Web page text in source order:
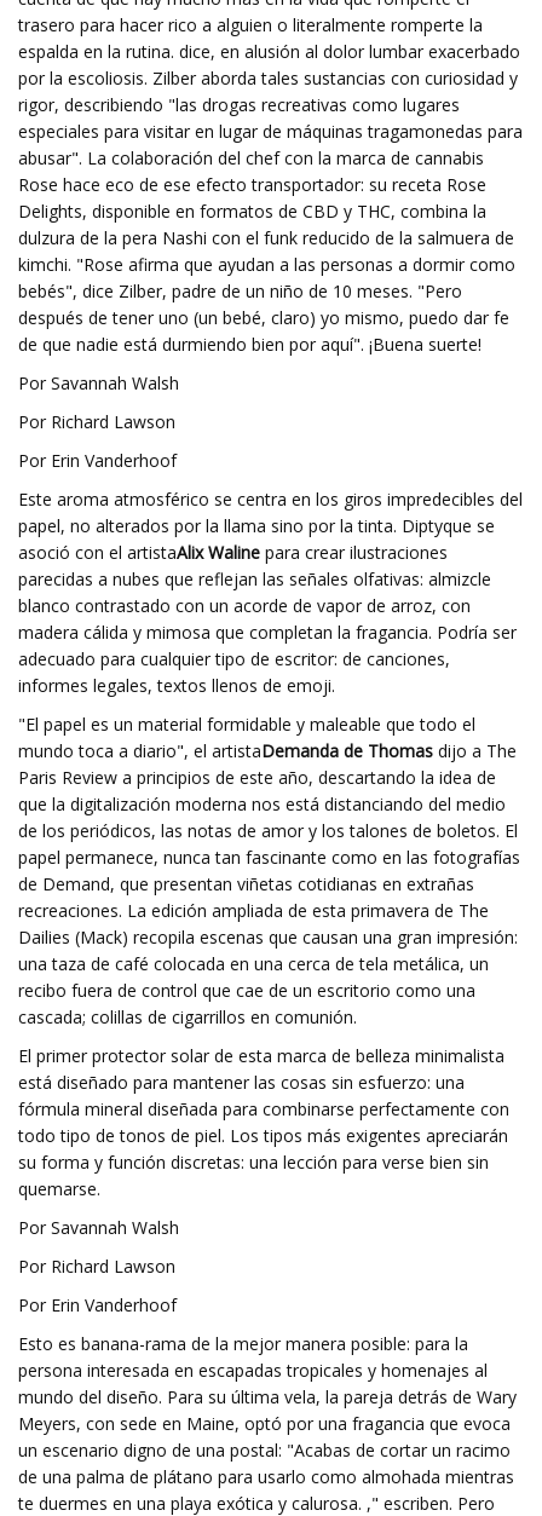
trasero para hacer rico a alguien o literalmente romperte la
espalda en la rutina. dice, en alusión al dolor lumbar exacerbado
por la escoliosis. Zilber aborda tales sustancias con curiosidad y
rigor, describiendo "las drogas recreativas como lugares
especiales para visitar en lugar de máquinas tragamonedas para
abusar". La colaboración del chef con la marca de cannabis
Rose hace eco de ese efecto transportador: su receta Rose
Delights, disponible en formatos de CBD y THC, combina la
dulzura de la pera Nashi con el funk reducido de la salmuera de
kimchi. "Rose afirma que ayudan a las personas a dormir como
bebés", dice Zilber, padre de un niño de 10 meses. "Pero
después de tener uno (un bebé, claro) yo mismo, puedo dar fe
de que nadie está durmiendo bien por aquí". ¡Buena suerte!
Por Savannah Walsh
Por Richard Lawson
Por Erin Vanderhoof
Este aroma atmosférico se centra en los giros impredecibles del
papel, no alterados por la llama sino por la tinta. Diptyque se
asoció con el artistaAlix Waline para crear ilustraciones
parecidas a nubes que reflejan las señales olfativas: almizcle
blanco contrastado con un acorde de vapor de arroz, con
madera cálida y mimosa que completan la fragancia. Podría ser
adecuado para cualquier tipo de escritor: de canciones,
informes legales, textos llenos de emoji.
"El papel es un material formidable y maleable que todo el
mundo toca a diario", el artistaDemanda de Thomas dijo a The
Paris Review a principios de este año, descartando la idea de
que la digitalización moderna nos está distanciando del medio
de los periódicos, las notas de amor y los talones de boletos. El
papel permanece, nunca tan fascinante como en las fotografías
de Demand, que presentan viñetas cotidianas en extrañas
recreaciones. La edición ampliada de esta primavera de The
Dailies (Mack) recopila escenas que causan una gran impresión:
una taza de café colocada en una cerca de tela metálica, un
recibo fuera de control que cae de un escritorio como una
cascada; colillas de cigarrillos en comunión.
El primer protector solar de esta marca de belleza minimalista
está diseñado para mantener las cosas sin esfuerzo: una
fórmula mineral diseñada para combinarse perfectamente con
todo tipo de tonos de piel. Los tipos más exigentes apreciarán
su forma y función discretas: una lección para verse bien sin
quemarse.
Por Savannah Walsh
Por Richard Lawson
Por Erin Vanderhoof
Esto es banana-rama de la mejor manera posible: para la
persona interesada en escapadas tropicales y homenajes al
mundo del diseño. Para su última vela, la pareja detrás de Wary
Meyers, con sede en Maine, optó por una fragancia que evoca
un escenario digno de una postal: "Acabas de cortar un racimo
de una palma de plátano para usarlo como almohada mientras
te duermes en una playa exótica y calurosa. ," escriben. Pero